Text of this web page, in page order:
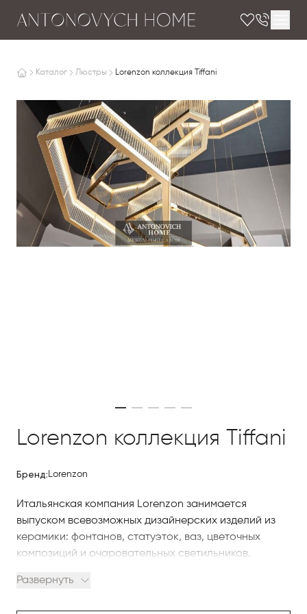
Каталог Люстры Lorenzon коллекция Tiffani
Lorenzon коллекция Tiffani
Бренд: Lorenzon
Итальянская компания Lorenzon занимается
выпуском всевозможных дизайнерских изделий из
керамики: фонтанов, статуэток, ваз, цветочных
композиций и очаровательных светильников.
Отличительная особенность изделий этого бренда
Развернуть